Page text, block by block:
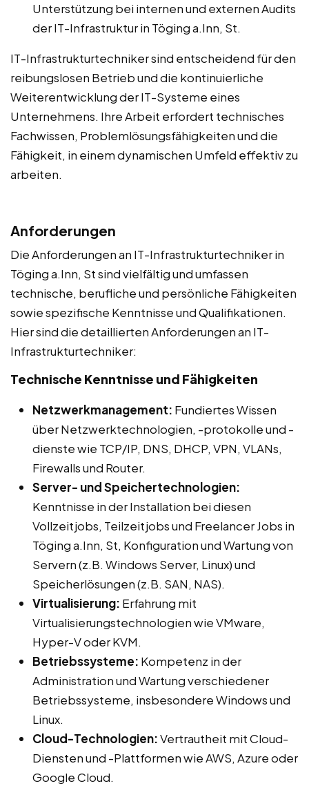
Unterstützung bei internen und externen Audits
der IT-Infrastruktur in Töging a.Inn, St.
IT-Infrastrukturtechniker sind entscheidend für den
reibungslosen Betrieb und die kontinuierliche
Weiterentwicklung der IT-Systeme eines
Unternehmens. Ihre Arbeit erfordert technisches
Fachwissen, Problemlösungsfähigkeiten und die
Fähigkeit, in einem dynamischen Umfeld effektiv zu
arbeiten.
Anforderungen
Die Anforderungen an IT-Infrastrukturtechniker in
Töging a.Inn, St sind vielfältig und umfassen
technische, berufliche und persönliche Fähigkeiten
sowie spezifische Kenntnisse und Qualifikationen.
Hier sind die detaillierten Anforderungen an IT-
Infrastrukturtechniker:
Technische Kenntnisse und Fähigkeiten
Netzwerkmanagement: Fundiertes Wissen
über Netzwerktechnologien, -protokolle und -
dienste wie TCP/IP, DNS, DHCP, VPN, VLANs,
Firewalls und Router.
Server- und Speichertechnologien:
Kenntnisse in der Installation bei diesen
Vollzeitjobs, Teilzeitjobs und Freelancer Jobs in
Töging a.Inn, St, Konfiguration und Wartung von
Servern (z.B. Windows Server, Linux) und
Speicherlösungen (z.B. SAN, NAS).
Virtualisierung: Erfahrung mit
Virtualisierungstechnologien wie VMware,
Hyper-V oder KVM.
Betriebssysteme: Kompetenz in der
Administration und Wartung verschiedener
Betriebssysteme, insbesondere Windows und
Linux.
Cloud-Technologien:Vertrautheit mit Cloud-
Diensten und -Plattformen wie AWS, Azure oder
Google Cloud.